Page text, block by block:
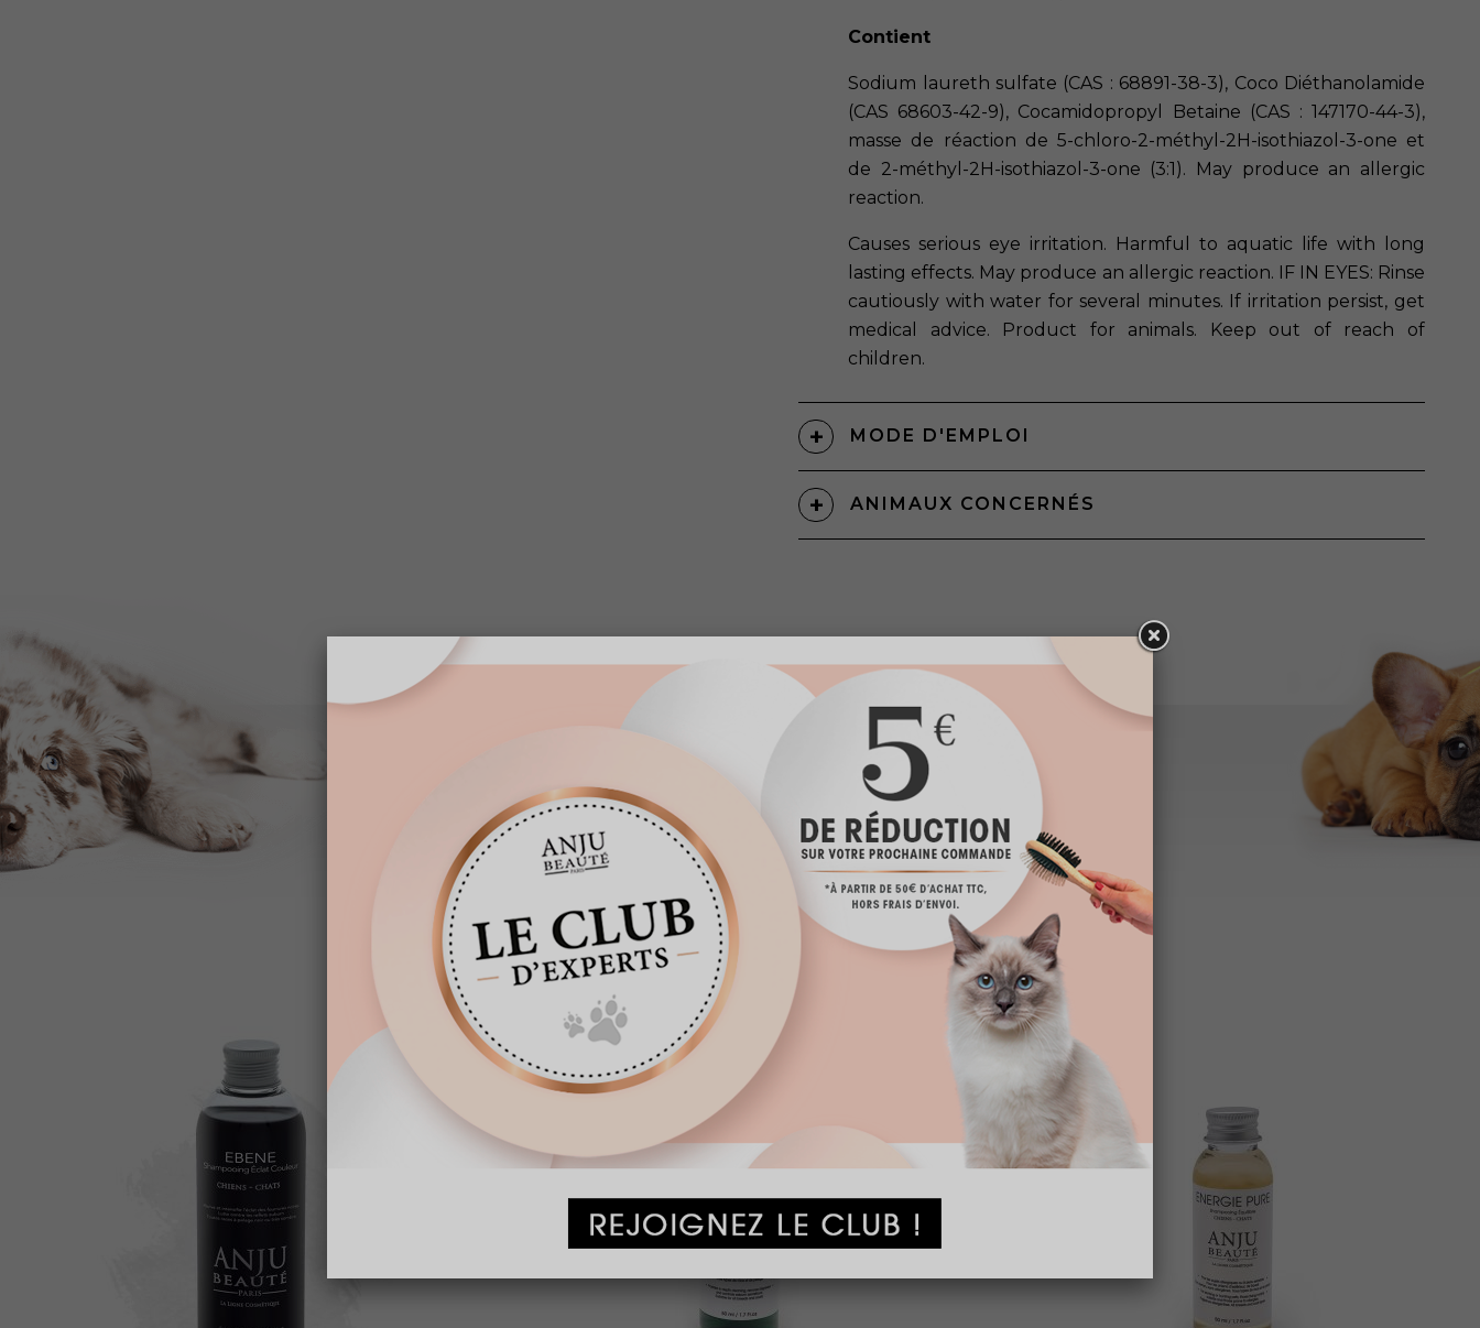
Contient
Sodium laureth sulfate (CAS : 68891-38-3), Coco Diéthanolamide
(CAS 68603-42-9), Cocamidopropyl Betaine (CAS : 147170-44-3),
masse de réaction de 5-chloro-2-méthyl-2H-isothiazol-3-one et
de 2-méthyl-2H-isothiazol-3-one (3:1). May produce an allergic
reaction.
Causes serious eye irritation. Harmful to aquatic life with long
lasting effects. May produce an allergic reaction. IF IN EYES: Rinse
cautiously with water for several minutes. If irritation persist, get
medical advice. Product for animals. Keep out of reach of
children.
MODE D'EMPLOI
ANIMAUX CONCERNÉS
VOUS AIMEREZ
PEUT-ÊTRE AUSSI...